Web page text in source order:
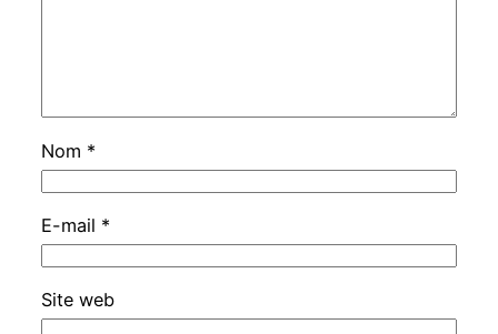
Nom *
E-mail *
Site web